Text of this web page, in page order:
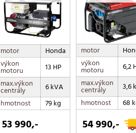
motor
Honda
výkon
motoru
13 HP
max.výkon
centrály
6 kVA
hmotnost
79 kg
53 990,-
motor
výkon
motoru
6,2
max.výkon
centrály
3,6
hmotnost
68
54 990,-